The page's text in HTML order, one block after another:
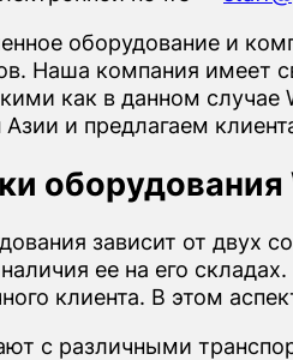
оборудование и
Наша компания имеет
как в данном
и предлагаем
зависит от двух
ее на его
клиента. В этом
с различными